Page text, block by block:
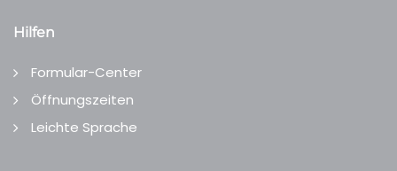
Hilfen
Formular-Center
Öffnungszeiten
Leichte Sprache